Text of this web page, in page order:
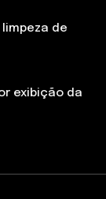
de
exibição da